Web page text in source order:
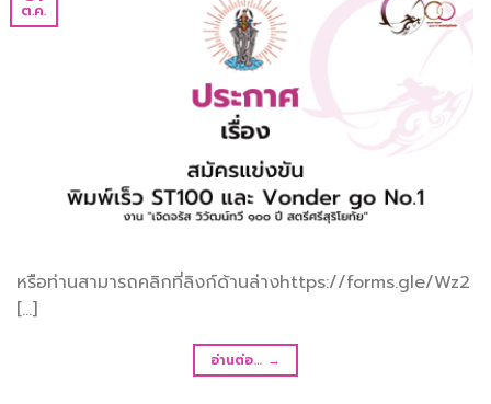
ต.ค.
หรือท่านสามารถคลิกที่ลิงก์ด้านล่างhttps://forms.gle/Wz2
[…]
อ่านต่อ… →